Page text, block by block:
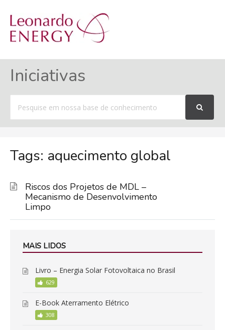
Iniciativas
por
Tags: aquecimento global
Riscos dos Projetos de MDL –
Mecanismo de Desenvolvimento
Limpo
MAIS LIDOS
Livro – Energia Solar Fotovoltaica no Brasil
629
E-Book Aterramento Elétrico
308